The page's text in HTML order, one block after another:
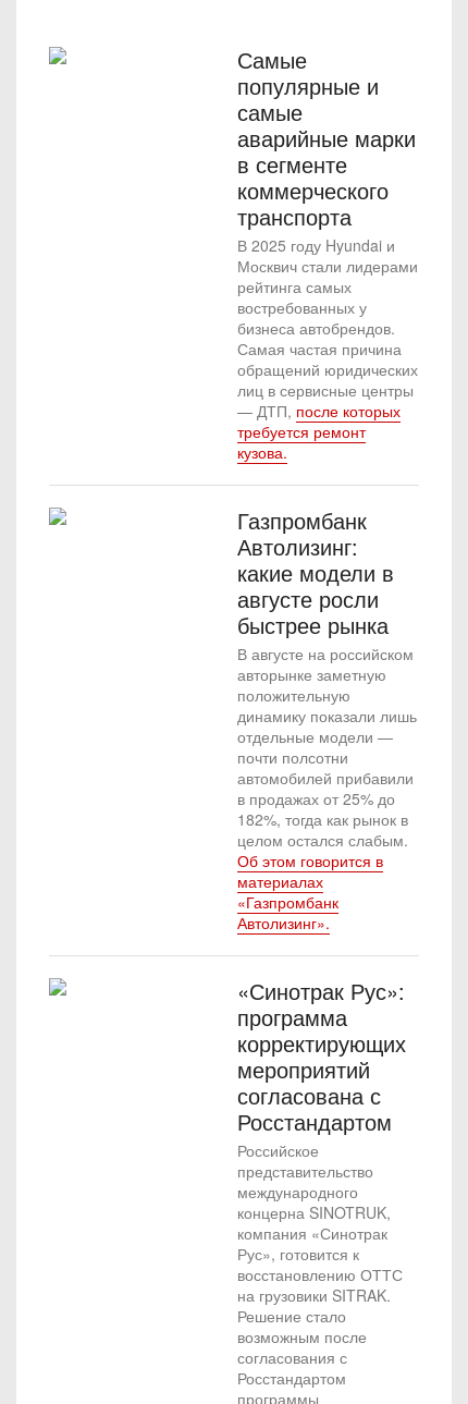
Самые
популярные и
самые
аварийные марки
в сегменте
коммерческого
транспорта
В 2025 году Hyundai и
Москвич стали лидерами
рейтинга самых
востребованных у
бизнеса автобрендов.
Самая частая причина
обращений юридических
лиц в сервисные центры
— ДТП, после которых
требуется ремонт
кузова.
Газпромбанк
Автолизинг:
какие модели в
августе росли
быстрее рынка
В августе на российском
авторынке заметную
положительную
динамику показали лишь
отдельные модели —
почти полсотни
автомобилей прибавили
в продажах от 25% до
182%, тогда как рынок в
целом остался слабым.
Об этом говорится в
материалах
«Газпромбанк
Автолизинг».
«Синотрак Рус»:
программа
корректирующих
мероприятий
согласована с
Росстандартом
Российское
представительство
международного
концерна SINOTRUK,
компания «Синотрак
Рус», готовится к
восстановлению ОТТС
на грузовики SITRAK.
Решение стало
возможным после
согласования с
Росстандартом
программы